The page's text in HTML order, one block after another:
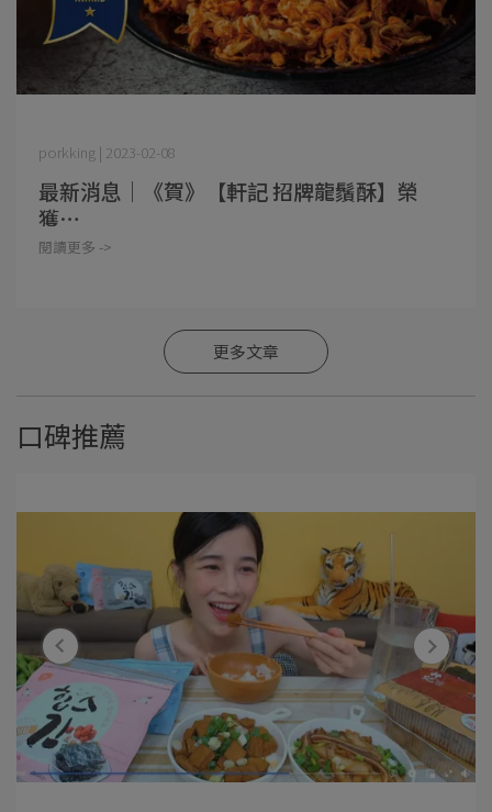
porkking | 2023-02-08
最新消息｜《賀》【軒記 招牌龍鬚酥】榮
獲⋯
閱讀更多 ->
更多文章
口碑推薦